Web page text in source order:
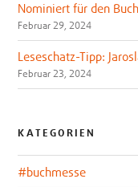
Nominiert für den
Februar 29, 2024
Leseschatz-Tipp:
Februar 23, 2024
KATEGORIEN
#buchmesse